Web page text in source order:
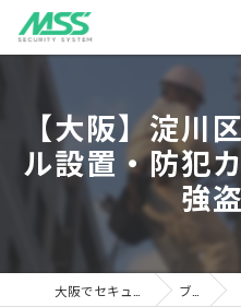
【大阪】淀川
ル設置・防犯
強
ブログ